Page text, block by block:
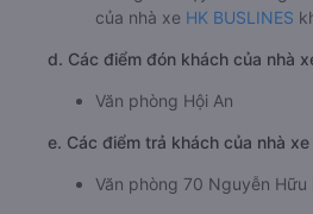
của nhà xe HK BUSLINES
d. Các điểm đón khách của nhà
Văn phòng Hội An
e. Các điểm trả khách của nhà xe
Văn phòng 70 Nguyễn Hữu